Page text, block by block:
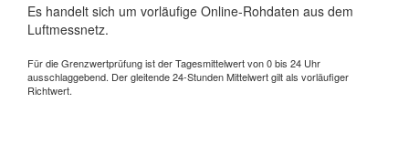
Es handelt sich um vorläufige Online-Rohdaten aus dem
Luftmessnetz.
Für die Grenzwertprüfung ist der Tagesmittelwert von 0 bis 24 Uhr
ausschlaggebend. Der gleitende 24-Stunden Mittelwert gilt als vorläufiger
Richtwert.